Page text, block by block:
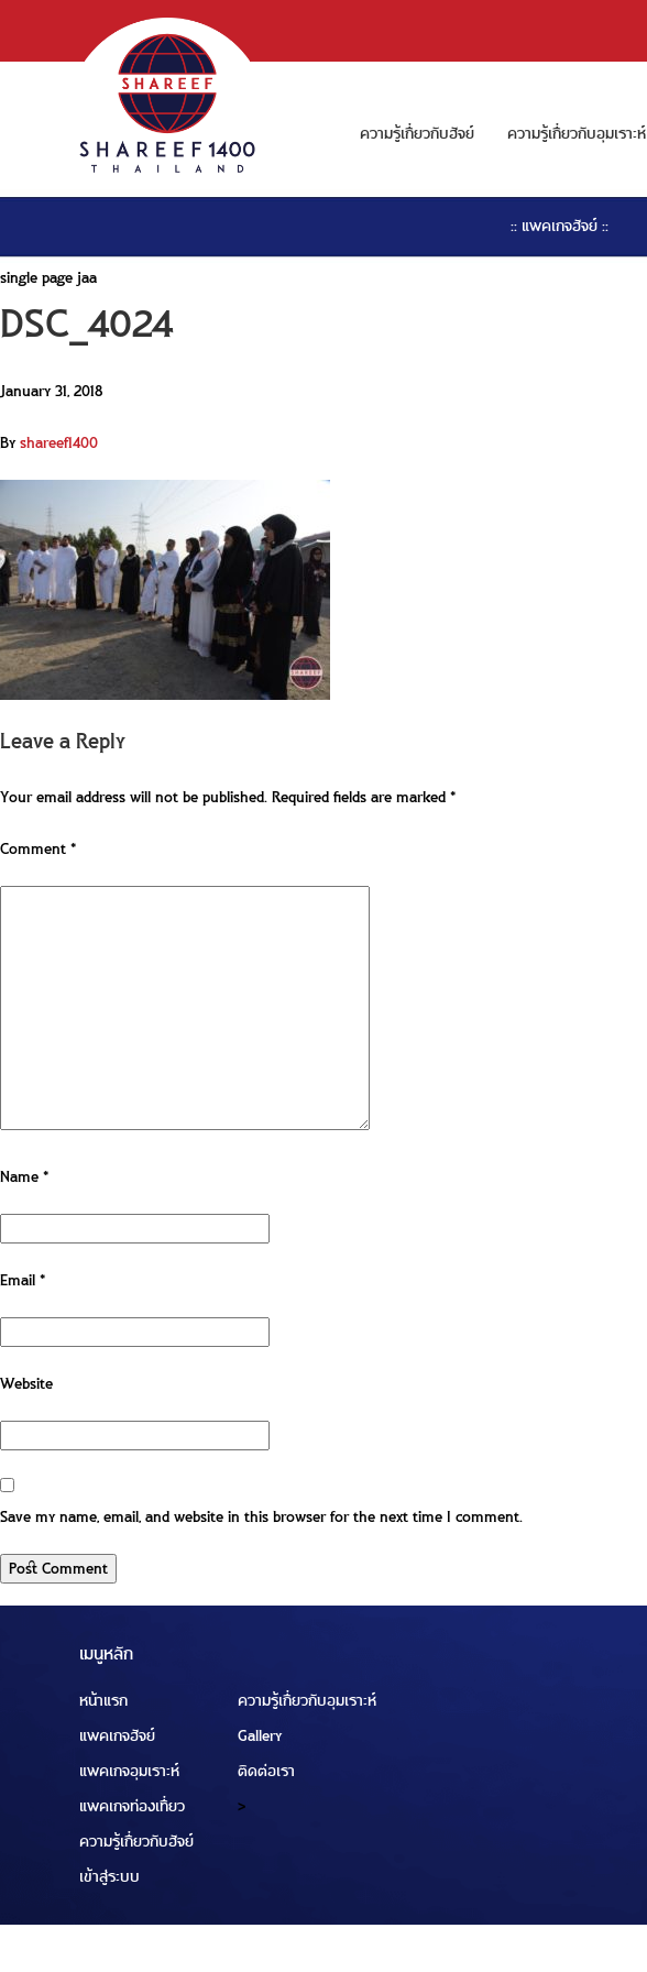
ความรู้เกี่ยวกับฮัจย์ ความรู้เกี่ยวกับอุมเราะห์
:: แพคเกจฮัจย์ ::
single page jaa
DSC_4024
January 31, 2018
Byshareef1400
Leave a Reply
Your email address will not be published.Required fields are marked*
Comment*
Name*
Email*
Website
Save my name, email, and website in this browser for the next time I comment.
เมนูหลัก
หน้าแรก
แพคเกจฮัจย์
แพคเกจอุมเราะห์
แพคเกจท่องเที่ยว
ความรู้เกี่ยวกับฮัจย์
เข้าสู่ระบบ
ความรู้เกี่ยวกับอุมเราะห์
Gallery
ติดต่อเรา
>